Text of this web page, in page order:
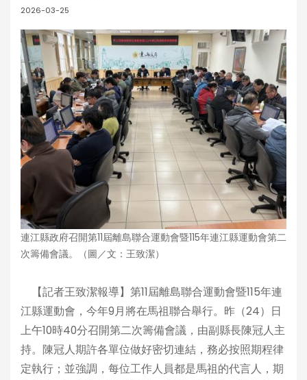
2026-03-25
連江縣政府召開第11屆離島聯合運動會暨115年連江縣運動會第二
次籌備會議。（圖／文：王致潔）
【記者王致潔報導】第11屆離島聯合運動會暨115年連
江縣運動會，今年9月將在馬祖聯合舉行。昨（24）日
上午10時40分召開第二次籌備會議，由副縣長陳冠人主
持。陳冠人期許各單位做好密切連結，務必按照期程律
定執行；並強調，每位工作人員都是馬祖的代言人，期